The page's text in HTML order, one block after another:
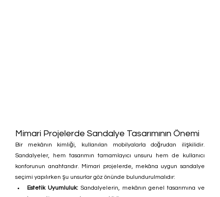
Mimari Projelerde Sandalye Tasarımının Önemi
Bir mekânın kimliği, kullanılan mobilyalarla doğrudan ilişkilidir.
Sandalyeler, hem tasarımın tamamlayıcı unsuru hem de kullanıcı
konforunun anahtarıdır. Mimari projelerde, mekâna uygun sandalye
seçimi yapılırken şu unsurlar göz önünde bulundurulmalıdır:
Estetik Uyumluluk: Sandalyelerin, mekânın genel tasarımına ve